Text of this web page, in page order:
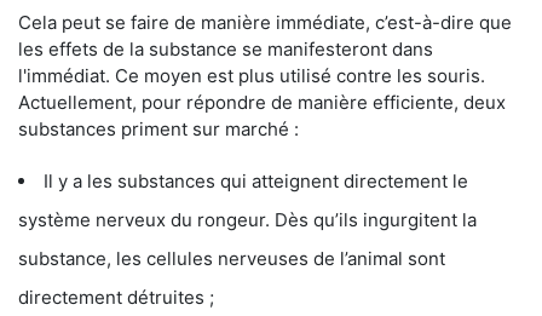
Cela peut se faire de manière immédiate, c’est-à-dire que
les effets de la substance se manifesteront dans
l'immédiat. Ce moyen est plus utilisé contre les souris.
Actuellement, pour répondre de manière efficiente, deux
substances priment sur marché :
Il y a les substances qui atteignent directement le
système nerveux du rongeur. Dès qu’ils ingurgitent la
substance, les cellules nerveuses de l’animal sont
directement détruites ;